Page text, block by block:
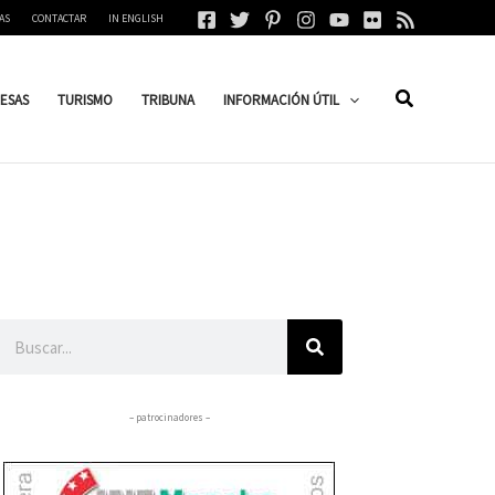
CONTACTAR IN ENGLISH
TURISMO TRIBUNA INFORMACIÓN ÚTIL
– patrocinadores –